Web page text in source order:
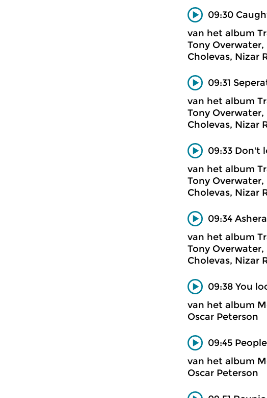
09:30
van het album
Tony
Cholevas, Nizar
09:31
van het album
Tony
Cholevas, Nizar
09:33 Don't
van het album
Tony
Cholevas, Nizar
09:34 Ashera
van het album
Tony
Cholevas, Nizar
09:38 You
van het album
Oscar Peterson
09:45 People
van het album
Oscar Peterson